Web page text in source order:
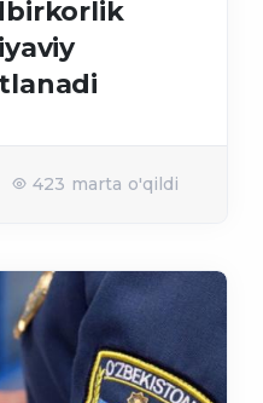
423 marta o'qildi